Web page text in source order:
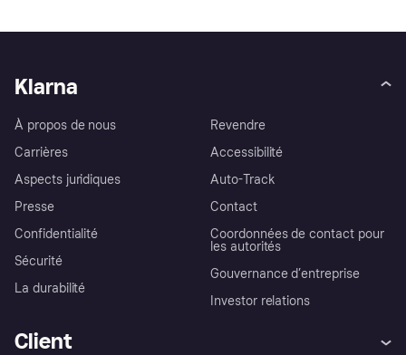
Klarna
À propos de nous
Carrières
Aspects juridiques
Presse
Confidentialité
Sécurité
La durabilité
Revendre
Accessibilité
Auto-Track
Contact
Coordonnées de contact pour
les autorités
Gouvernance d’entreprise
Investor relations
Client